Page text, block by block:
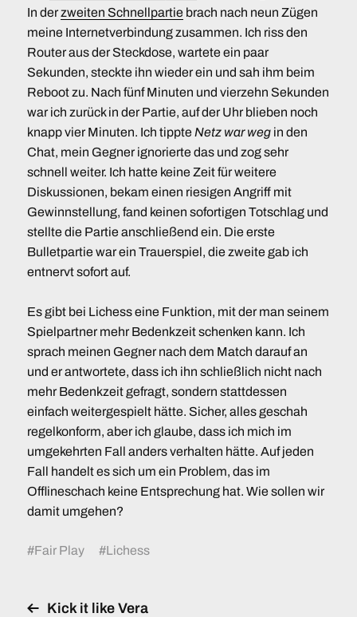
In derzweiten Schnellpartiebrach nach neun Zügen
meine Internetverbindung zusammen. Ich riss den
Router aus der Steckdose, wartete ein paar
Sekunden, steckte ihn wieder ein und sah ihm beim
Reboot zu. Nach fünf Minuten und vierzehn Sekunden
war ich zurück in der Partie, auf der Uhr blieben noch
knapp vier Minuten. Ich tippte Netz war wegin den
Chat, mein Gegner ignorierte das und zog sehr
schnell weiter. Ich hatte keine Zeit für weitere
Diskussionen, bekam einen riesigen Angriff mit
Gewinnstellung, fand keinen sofortigen Totschlag und
stellte die Partie anschließend ein. Die erste
Bulletpartie war ein Trauerspiel, die zweite gab ich
entnervt sofort auf.
Es gibt bei Lichess eine Funktion, mit der man seinem
Spielpartner mehr Bedenkzeit schenken kann. Ich
sprach meinen Gegner nach dem Match darauf an
und er antwortete, dass ich ihn schließlich nicht nach
mehr Bedenkzeit gefragt, sondern stattdessen
einfach weitergespielt hätte. Sicher, alles geschah
regelkonform, aber ich glaube, dass ich mich im
umgekehrten Fall anders verhalten hätte. Auf jeden
Fall handelt es sich um ein Problem, das im
Offlineschach keine Entsprechung hat. Wie sollen wir
damit umgehen?
#Fair Play #Lichess
Kick it like Vera